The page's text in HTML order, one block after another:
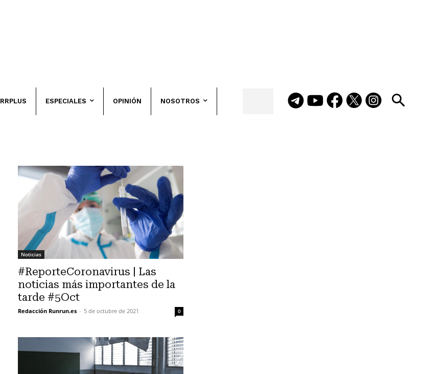
RRPLUS ESPECIALES OPINIÓN NOSOTROS
Noticias
#ReporteCoronavirus | Las
noticias más importantes de la
tarde #5Oct
Redacción Runrun.es - 5 de octubre de 2021 0